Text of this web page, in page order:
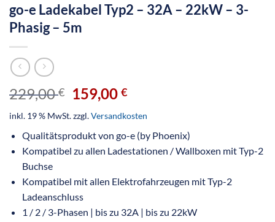
go-e Ladekabel Typ2 – 32A – 22kW – 3-
Phasig – 5m
229,00€ 159,00€
inkl. 19 % MwSt.zzgl.Versandkosten
Qualitätsprodukt von go-e (by Phoenix)
Kompatibel zu allen Ladestationen / Wallboxen mit Typ-2
Buchse
Kompatibel mit allen Elektrofahrzeugen mit Typ-2
Ladeanschluss
1 / 2 / 3-Phasen | bis zu 32A | bis zu 22kW